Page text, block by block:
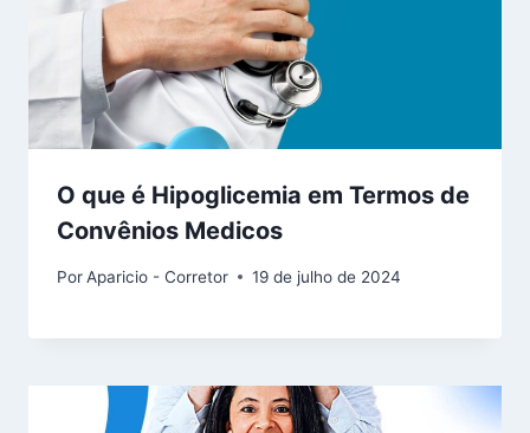
O que é Hipoglicemia em Termos de
Convênios Medicos
PorAparicio - Corretor 19 de julho de 2024